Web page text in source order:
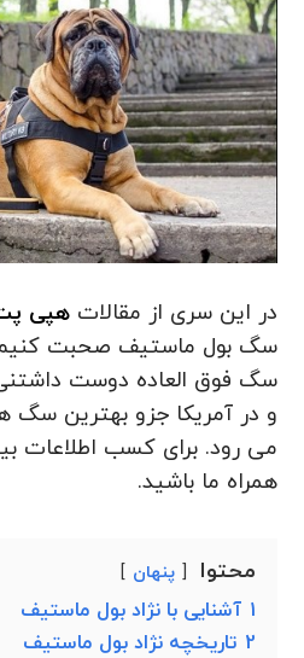
در این سری از مقالاتهپی
سگ بول ماستیف صحبت
سگ فوق العاده دوست
و در آمریکا جزو بهترین سگ
می رود. برای کسب اطلاعات
همراه ما باشید.
محتوا پنهان
1 آشنایی با نژاد بول ماستیف
2 تاریخچه نژاد بول ماستیف